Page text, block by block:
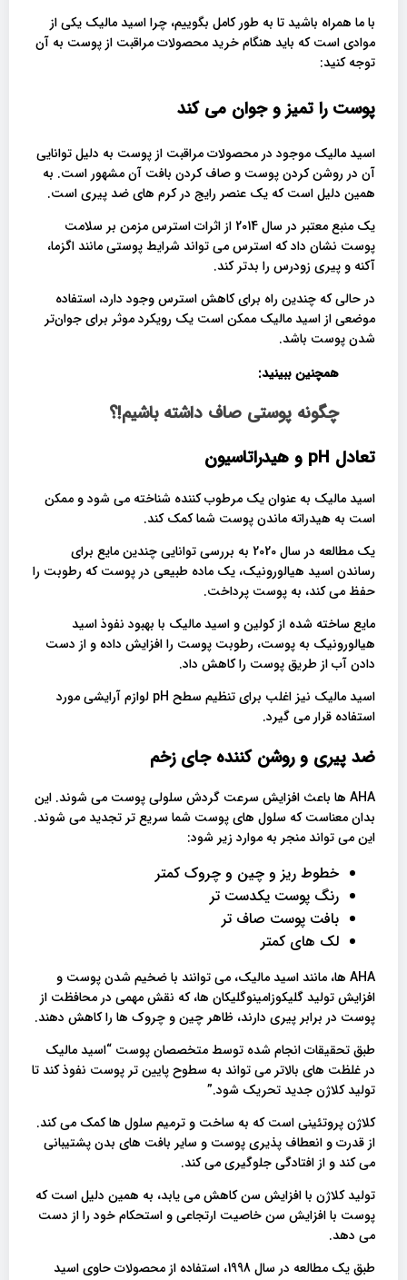
با ما همراه باشید تا به طور کامل بگوییم، چرا اسید مالیک یکی از
موادی است که باید هنگام خرید محصولات مراقبت از پوست به آن
توجه کنید:
پوست را تمیز و جوان می کند
اسید مالیک موجود در محصولات مراقبت از پوست به دلیل توانایی
آن در روشن کردن پوست و صاف کردن بافت آن مشهور است. به
همین دلیل است که یک عنصر رایج در کرم های ضد پیری است.
یک منبع معتبر در سال 2014 از اثرات استرس مزمن بر سلامت
پوست نشان داد که استرس می تواند شرایط پوستی مانند اگزما،
آکنه و پیری زودرس را بدتر کند.
در حالی که چندین راه برای کاهش استرس وجود دارد، استفاده
موضعی از اسید مالیک ممکن است یک رویکرد موثر برای جوان‌تر
شدن پوست باشد.
همچنین ببینید:
چگونه پوستی صاف داشته باشیم!؟
تعادل pH و هیدراتاسیون
اسید مالیک به عنوان یک مرطوب کننده شناخته می شود و ممکن
است به هیدراته ماندن پوست شما کمک کند.
یک مطالعه در سال 2020 به بررسی توانایی چندین مایع برای
رساندن اسید هیالورونیک، یک ماده طبیعی در پوست که رطوبت را
حفظ می کند، به پوست پرداخت.
مایع ساخته شده از کولین و اسید مالیک با بهبود نفوذ اسید
هیالورونیک به پوست، رطوبت پوست را افزایش داده و از دست
دادن آب از طریق پوست را کاهش داد.
اسید مالیک نیز اغلب برای تنظیم سطح pH لوازم آرایشی مورد
استفاده قرار می گیرد.
ضد پیری و روشن کننده جای زخم
AHA ها باعث افزایش سرعت گردش سلولی پوست می شوند. این
بدان معناست که سلول های پوست شما سریع تر تجدید می شوند.
این می تواند منجر به موارد زیر شود:
خطوط ریز و چین و چروک کمتر
رنگ پوست یکدست تر
بافت پوست صاف تر
لک های کمتر
AHA ها، مانند اسید مالیک، می توانند با ضخیم شدن پوست و
افزایش تولید گلیکوزامینوگلیکان ها، که نقش مهمی در محافظت از
پوست در برابر پیری دارند، ظاهر چین و چروک ها را کاهش دهند.
طبق تحقیقات انجام شده توسط متخصصان پوست “اسید مالیک
در غلظت های بالاتر می تواند به سطوح پایین تر پوست نفوذ کند تا
تولید کلاژن جدید تحریک شود.”
کلاژن پروتئینی است که به ساخت و ترمیم سلول ها کمک می کند.
از قدرت و انعطاف پذیری پوست و سایر بافت های بدن پشتیبانی
می کند و از افتادگی جلوگیری می کند.
تولید کلاژن با افزایش سن کاهش می یابد، به همین دلیل است که
پوست با افزایش سن خاصیت ارتجاعی و استحکام خود را از دست
می دهد.
طبق یک مطالعه در سال 1998، استفاده از محصولات حاوی اسید